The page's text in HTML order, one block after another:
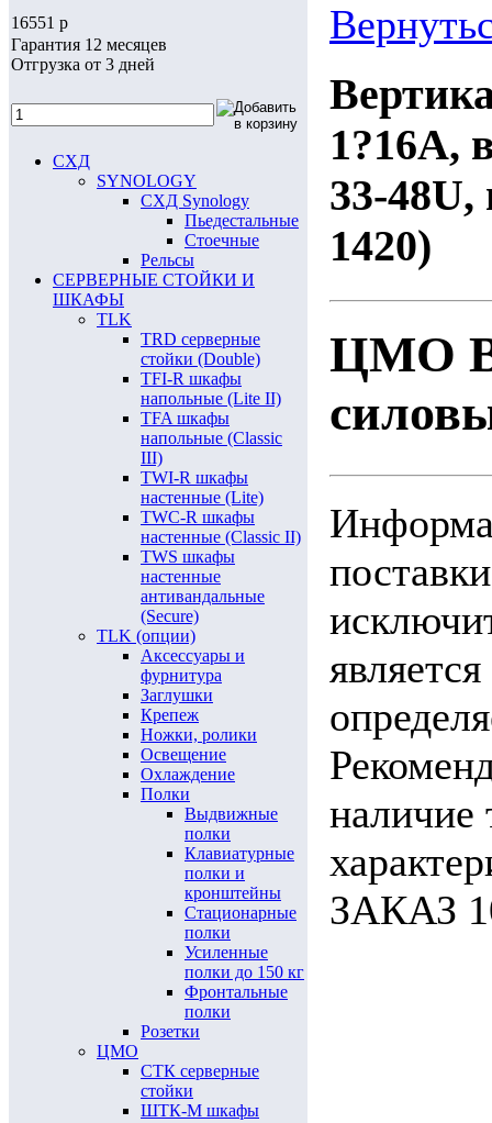
16551 p
Гарантия 12 месяцев
Отгрузка от 3 дней
СХД
SYNOLOGY
СХД Synology
Пьедестальные
Стоечные
Рельсы
СЕРВЕРНЫЕ СТОЙКИ И
ШКАФЫ
TLK
TRD серверные
стойки (Double)
TFI-R шкафы
напольные (Lite II)
TFA шкафы
напольные (Classic
III)
TWI-R шкафы
настенные (Lite)
TWC-R шкафы
настенные (Classic II)
TWS шкафы
настенные
антивандальные
(Secure)
TLK (опции)
Аксессуары и
фурнитура
Заглушки
Крепеж
Ножки, ролики
Освещение
Охлаждение
Полки
Выдвижные
полки
Клавиатурные
полки и
кронштейны
Стационарные
полки
Усиленные
полки до 150 кг
Фронтальные
полки
Розетки
ЦМО
СТК серверные
стойки
ШТК-М шкафы
1?16A,
33-48U,
1420)
ЦМО
наличие
ЗАКАЗ